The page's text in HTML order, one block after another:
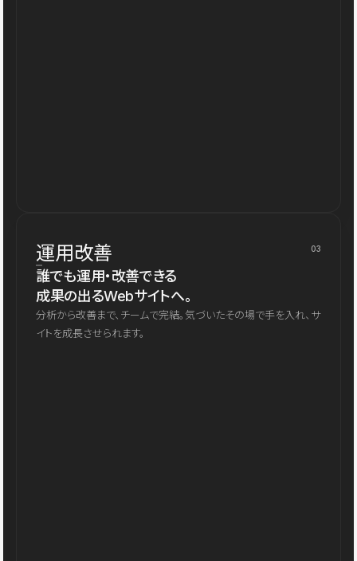
運用改善 03
誰でも運用・改善できる
成果の出るWebサイトへ。
分析から改善まで、チームで完結。気づいたその場で手を入れ、サ
イトを成長させられます。